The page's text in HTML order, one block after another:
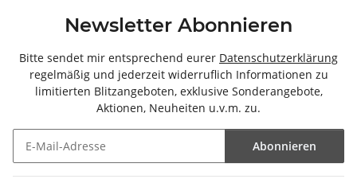
Newsletter Abonnieren
Bitte sendet mir entsprechend eurer Datenschutzerklärung
regelmäßig und jederzeit widerruflich Informationen zu
limitierten Blitzangeboten, exklusive Sonderangebote,
Aktionen, Neuheiten u.v.m. zu.
Abonnieren